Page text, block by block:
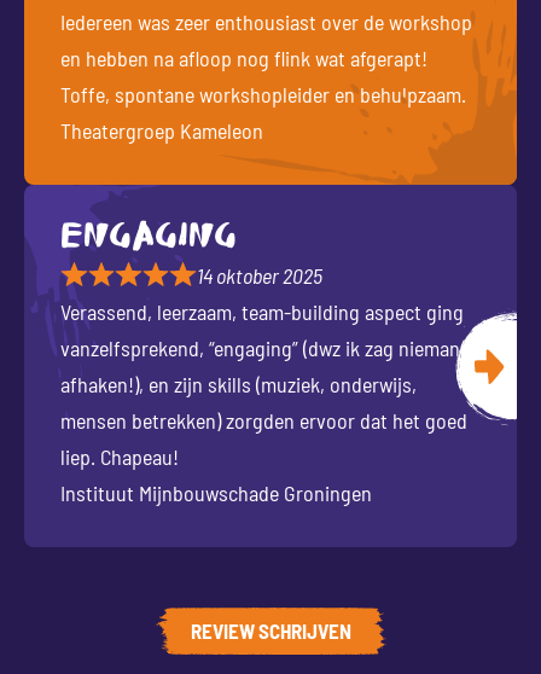
Iedereen was zeer enthousiast over de workshop
en hebben na afloop nog flink wat afgerapt!
Toffe, spontane workshopleider en behulpzaam.
Theatergroep Kameleon
Engaging
14 oktober 2025
Verassend, leerzaam, team-building aspect ging
vanzelfsprekend, “engaging” (dwz ik zag niemand
afhaken!), en zijn skills (muziek, onderwijs,
mensen betrekken) zorgden ervoor dat het goed
liep. Chapeau!
Instituut Mijnbouwschade Groningen
REVIEW SCHRIJVEN